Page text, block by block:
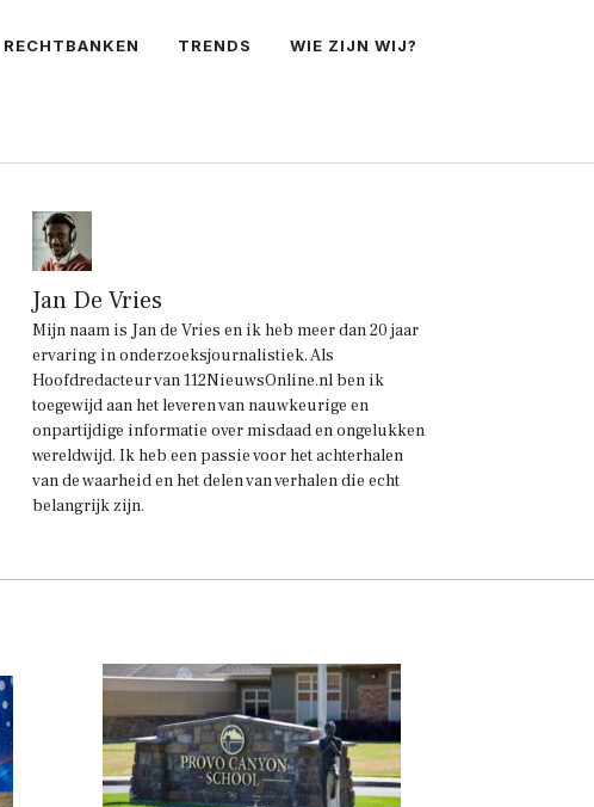
RECHTBANKEN TRENDS WIE ZIJN WIJ?
Jan De Vries
Mijn naam is Jan de Vries en ik heb meer dan 20 jaar
ervaring in onderzoeksjournalistiek. Als
Hoofdredacteur van 112NieuwsOnline.nl ben ik
toegewijd aan het leveren van nauwkeurige en
onpartijdige informatie over misdaad en ongelukken
wereldwijd. Ik heb een passie voor het achterhalen
van de waarheid en het delen van verhalen die echt
belangrijk zijn.